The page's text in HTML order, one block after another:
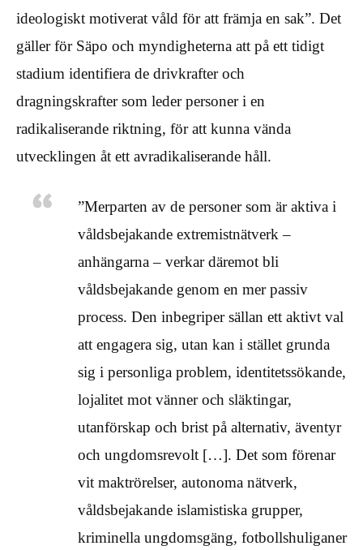
ideologiskt motiverat våld för att främja en sak”. Det
gäller för Säpo och myndigheterna att på ett tidigt
stadium identifiera de drivkrafter och
dragningskrafter som leder personer i en
radikaliserande riktning, för att kunna vända
utvecklingen åt ett avradikaliserande håll.
”Merparten av de personer som är aktiva i
våldsbejakande extremistnätverk –
anhängarna – verkar däremot bli
våldsbejakande genom en mer passiv
process. Den inbegriper sällan ett aktivt val
att engagera sig, utan kan i stället grunda
sig i personliga problem, identitetssökande,
lojalitet mot vänner och släktingar,
utanförskap och brist på alternativ, äventyr
och ungdomsrevolt […]. Det som förenar
vit maktrörelser, autonoma nätverk,
våldsbejakande islamistiska grupper,
kriminella ungdomsgäng, fotbollshuliganer